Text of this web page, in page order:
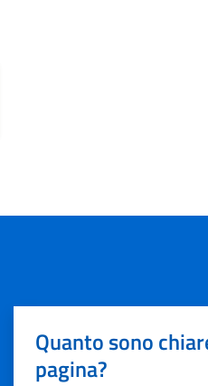
Quanto sono
pagina?